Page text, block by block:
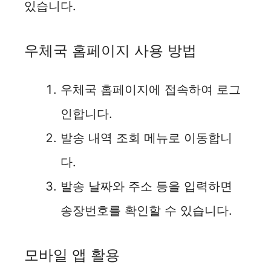
있습니다.
우체국 홈페이지 사용 방법
우체국 홈페이지에 접속하여 로그
인합니다.
발송 내역 조회 메뉴로 이동합니
다.
발송 날짜와 주소 등을 입력하면
송장번호를 확인할 수 있습니다.
모바일 앱 활용